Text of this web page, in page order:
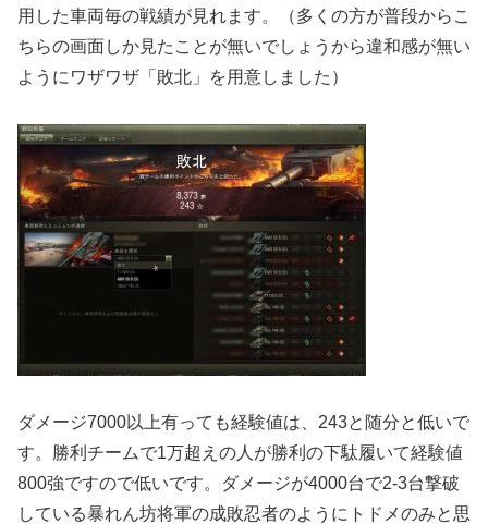
用した車両毎の戦績が見れます。（多くの方が普段からこ
ちらの画面しか見たことが無いでしょうから違和感が無い
ようにワザワザ「敗北」を用意しました）
ダメージ7000以上有っても経験値は、243と随分と低いで
す。勝利チームで1万超えの人が勝利の下駄履いて経験値
800強ですので低いです。ダメージが4000台で2-3台撃破
している暴れん坊将軍の成敗忍者のようにトドメのみと思